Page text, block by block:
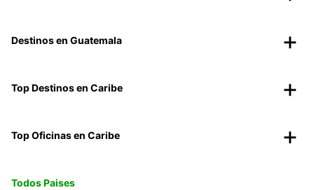
Destinos en Guatemala
Top Destinos en Caribe
Top Oficinas en Caribe
Todos Paises